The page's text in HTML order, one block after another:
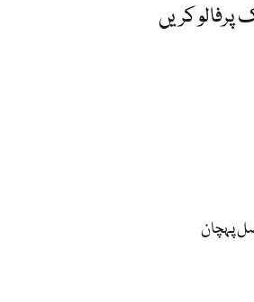
کریں
پہچان